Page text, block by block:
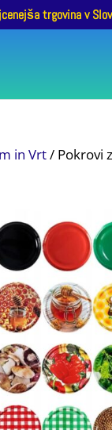
trgovina v
in Vrt/ Pokrovi